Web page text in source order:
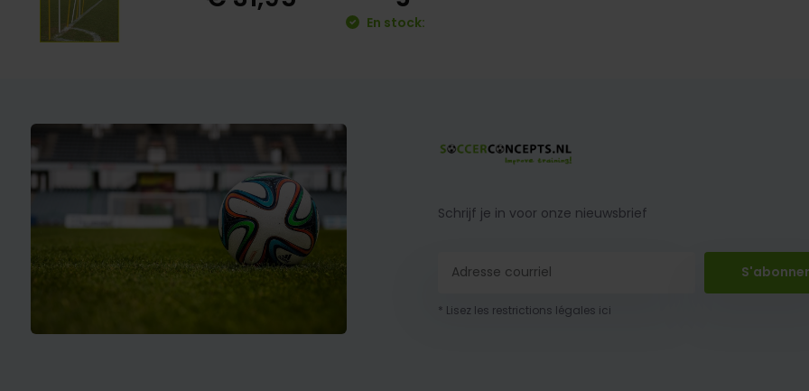
En stock:
Schrijf je in voor onze nieuwsbrief
* Lisez les restrictions légales ici